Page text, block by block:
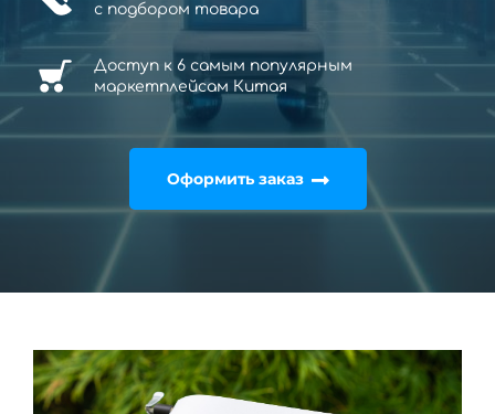
с подбором товара
Доступ к 6 самым популярным
маркетплейсам Китая
Оформить заказ